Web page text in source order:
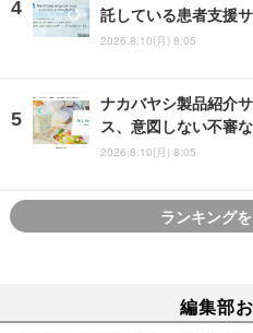
託している患者支援
2026.8.10(月) 8:05
ナカバヤシ製品紹介
ス、意図しない不審
2026.8.10(月) 8:05
ランキング
編集部